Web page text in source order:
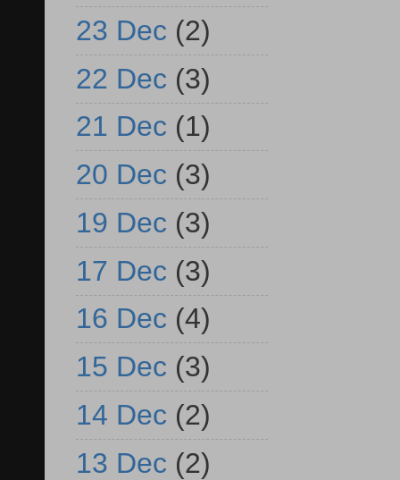
23 Dec (2)
22 Dec (3)
21 Dec (1)
20 Dec (3)
19 Dec (3)
17 Dec (3)
16 Dec (4)
15 Dec (3)
14 Dec (2)
13 Dec (2)